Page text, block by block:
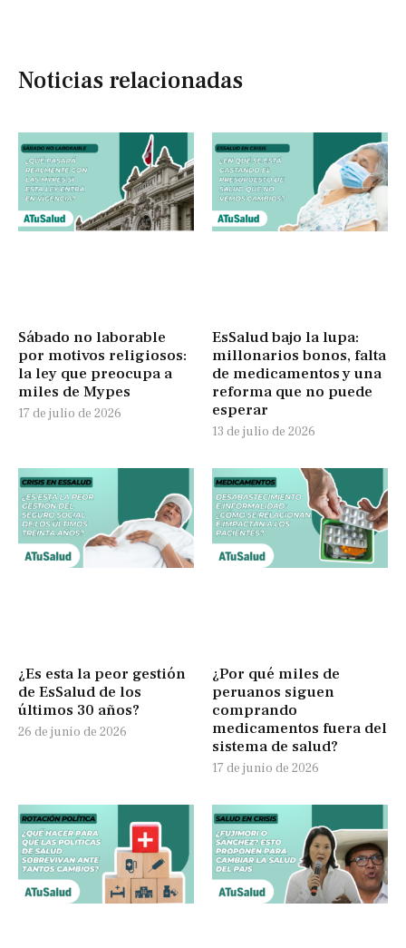
Noticias relacionadas
Sábado no laborable
por motivos religiosos:
la ley que preocupa a
miles de Mypes
17 de julio de 2026
EsSalud bajo la lupa:
millonarios bonos, falta
de medicamentos y una
reforma que no puede
esperar
13 de julio de 2026
¿Es esta la peor gestión
de EsSalud de los
últimos 30 años?
26 de junio de 2026
¿Por qué miles de
peruanos siguen
comprando
medicamentos fuera del
sistema de salud?
17 de junio de 2026